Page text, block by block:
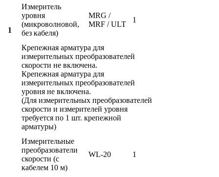
1
Измеритель
уровня
(микроволновой,
без кабеля)
MRG /
MRF / ULT
1
Крепежная арматура для
измерительных преобразователей
скорости не включена.
Крепежная арматура для
измерительных преобразователей
уровня не включена.
(Для измерительных преобразователей
скорости и измерителей уровня
требуется по 1 шт. крепежной
арматуры)
Измерительные
преобразователи
скорости (с
кабелем 10 м)
WL-20 1